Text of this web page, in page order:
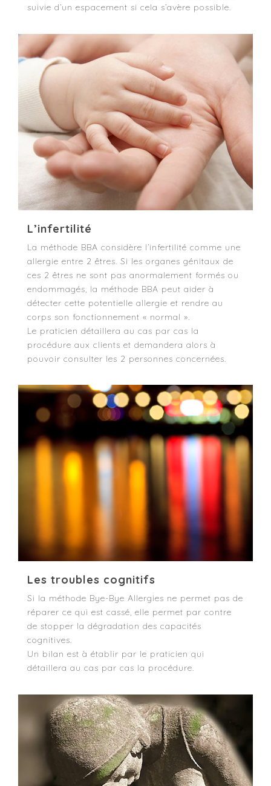
suivie d’un espacement si cela s’avère possible.
L’infertilité
La méthode BBA considère l’infertilité comme une
allergie entre 2 êtres. Si les organes génitaux de
ces 2 êtres ne sont pas anormalement formés ou
endommagés, la méthode BBA peut aider à
détecter cette potentielle allergie et rendre au
corps son fonctionnement « normal ».
Le praticien détaillera au cas par cas la
procédure aux clients et demandera alors à
pouvoir consulter les 2 personnes concernées.
Les troubles cognitifs
Si la méthode Bye-Bye Allergies ne permet pas de
réparer ce qui est cassé, elle permet par contre
de stopper la dégradation des capacités
cognitives.
Un bilan est à établir par le praticien qui
détaillera au cas par cas la procédure.